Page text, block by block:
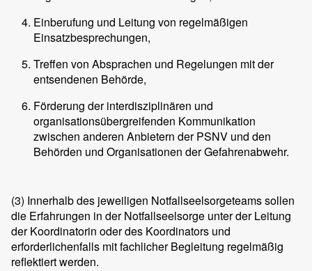
Einberufung und Leitung von regelmäßigen
Einsatzbesprechungen,
Treffen von Absprachen und Regelungen mit der
entsendenen Behörde,
Förderung der interdisziplinären und
organisationsübergreifenden Kommunikation
zwischen anderen Anbietern der PSNV und den
Behörden und Organisationen der Gefahrenabwehr.
(3) Innerhalb des jeweiligen Notfallseelsorgeteams sollen
die Erfahrungen in der Notfallseelsorge unter der Leitung
der Koordinatorin oder des Koordinators und
erforderlichenfalls mit fachlicher Begleitung regelmäßig
reflektiert werden.